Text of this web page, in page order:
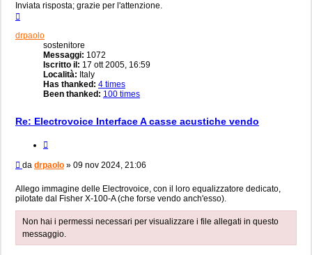
Inviata risposta; grazie per l'attenzione.
drpaolo
sostenitore
Messaggi: 1072
Iscritto il: 17 ott 2005, 16:59
Località: Italy
Has thanked: 4 times
Been thanked: 100 times
Re: Electrovoice Interface A casse acustiche vendo
Messaggio
da drpaolo » 09 nov 2024, 21:06
Allego immagine delle Electrovoice, con il loro equalizzatore dedicato,
pilotate dal Fisher X-100-A (che forse vendo anch'esso).
Non hai i permessi necessari per visualizzare i file allegati in questo
messaggio.